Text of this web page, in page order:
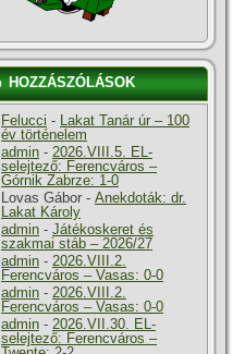
HOZZÁSZÓLÁSOK
Felucci - Lakat Tanár úr – 100
év történelem
admin - 2026.VIII.5. EL-
selejtező: Ferencváros –
Górnik Zabrze: 1-0
Lovas Gábor - Anekdoták: dr.
Lakat Károly
admin - Játékoskeret és
szakmai stáb – 2026/27
admin - 2026.VIII.2.
Ferencváros – Vasas: 0-0
admin - 2026.VIII.2.
Ferencváros – Vasas: 0-0
admin - 2026.VII.30. EL-
selejtező: Ferencváros –